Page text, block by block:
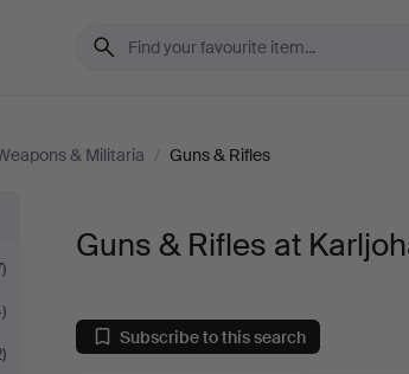
& Militaria / Guns & Rifles
Guns & Rifles at
Subscribe to this search